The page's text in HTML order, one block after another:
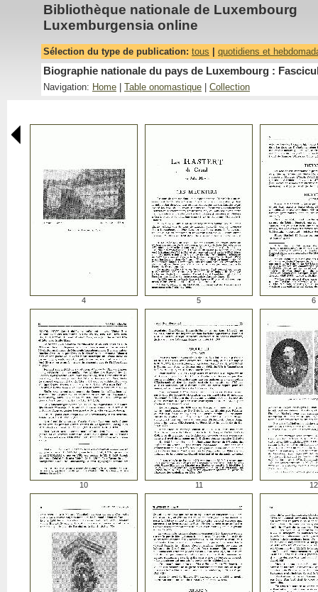
Bibliothèque nationale de Luxembourg
Luxemburgensia online
Sélection du type de publication: tous quotidiens et
Biographie nationale du pays de Luxembourg :
Navigation: Home Table onomastique Collection
4 5 6
10 11 12